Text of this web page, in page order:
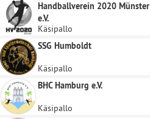
Handballverein 2020 Münster
e.V.
Käsipallo
SSG Humboldt
Käsipallo
BHC Hamburg e.V.
Käsipallo